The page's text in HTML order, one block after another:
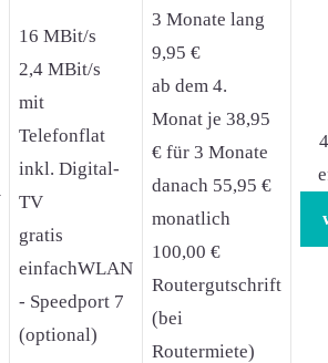
16 MBit/s
2,4 MBit/s
mit
Telefonflat
inkl. Digital-
TV
gratis
einfachWLAN
- Speedport 7
(optional)
3 Monate lang
9,95 €
ab dem 4.
Monat je 38,95
€ für 3 Monate
danach 55,95 €
monatlich
100,00 €
Routergutschrift
(bei
Routermiete)